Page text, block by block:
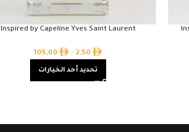
Inspired by Capeline Yves Saint Laurent
2,50
–
105,00
تحديد أحد الخيارات